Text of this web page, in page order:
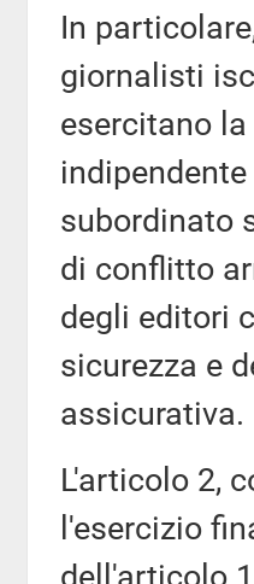
In
giornalisti
esercitano
subordinato
di conflitto
degli editori
sicurezza e
assicurativa.
L'articolo 2,
l'esercizio